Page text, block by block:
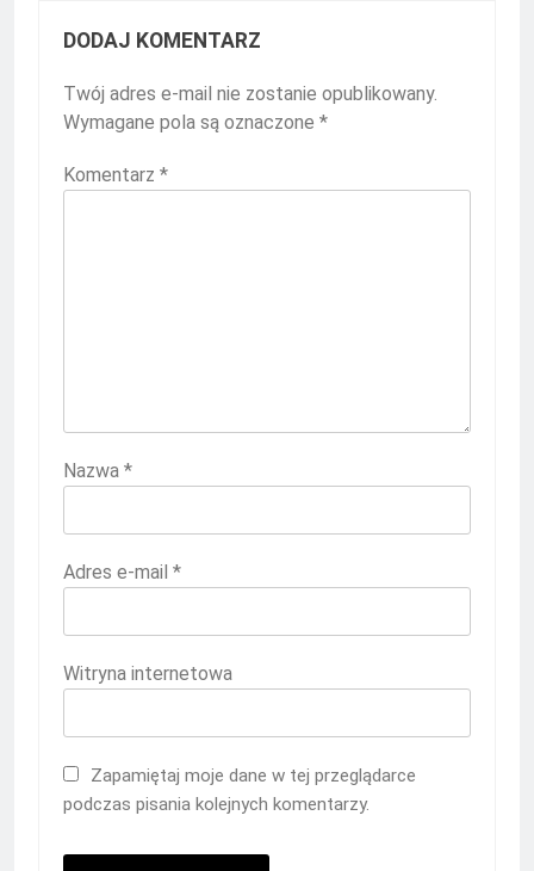
DODAJ KOMENTARZ
Twój adres e-mail nie zostanie opublikowany.
Wymagane pola są oznaczone *
Komentarz *
Nazwa *
Adres e-mail *
Witryna internetowa
Zapamiętaj moje dane w tej przeglądarce
podczas pisania kolejnych komentarzy.